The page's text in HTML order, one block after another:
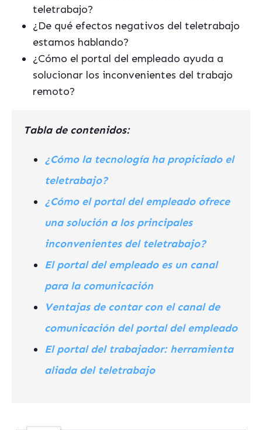
teletrabajo?
¿De qué efectos negativos del teletrabajo
estamos hablando?
¿Cómo el portal del empleado ayuda a
solucionar los inconvenientes del trabajo
remoto?
Tabla de contenidos:
¿Cómo la tecnología ha propiciado el
teletrabajo?
¿Cómo el portal del empleado ofrece
una solución a los principales
inconvenientes del teletrabajo?
El portal del empleado es un canal
para la comunicación
Ventajas de contar con el canal de
comunicación del portal del empleado
El portal del trabajador: herramienta
aliada del teletrabajo